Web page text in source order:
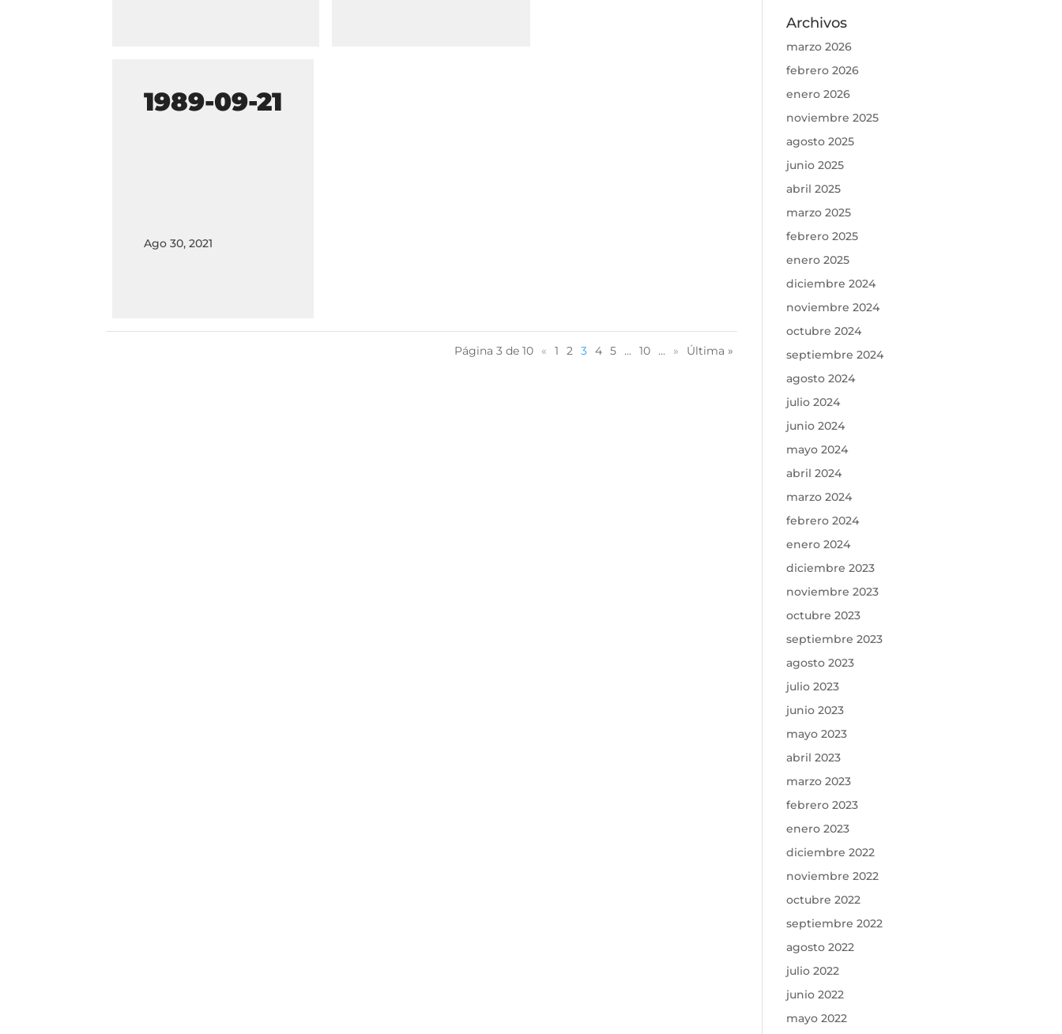
1989-09-21
Ago 30, 2021
Página 3 de 10 « 1 2 3 4 5 ... 10 ... » Última »
Archivos
marzo 2026
febrero 2026
enero 2026
noviembre 2025
agosto 2025
junio 2025
abril 2025
marzo 2025
febrero 2025
enero 2025
diciembre 2024
noviembre 2024
octubre 2024
septiembre 2024
agosto 2024
julio 2024
junio 2024
mayo 2024
abril 2024
marzo 2024
febrero 2024
enero 2024
diciembre 2023
noviembre 2023
octubre 2023
septiembre 2023
agosto 2023
julio 2023
junio 2023
mayo 2023
abril 2023
marzo 2023
febrero 2023
enero 2023
diciembre 2022
noviembre 2022
octubre 2022
septiembre 2022
agosto 2022
julio 2022
junio 2022
mayo 2022